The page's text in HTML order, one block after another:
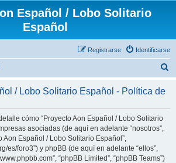
Español / Lobo Solitario
Español
Identificarse
Registrarse
c
/ Lobo Solitario Español - Política de
cómo “Proyecto Aon Español / Lobo Solitario
asociadas (de aquí en adelante “nosotros”,
Aon Español / Lobo Solitario Español”,
es/foro3”) y phpBB (de aquí en adelante “ellos”,
“phpBB Limited”, “phpBB Teams”)